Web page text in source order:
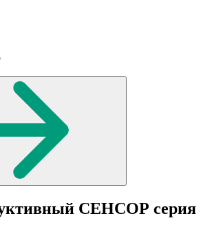
СЕНСОР серия